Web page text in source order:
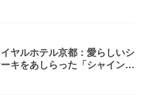
ヤルホテル京都：愛らしいシ
キをあしらった「シャインマ